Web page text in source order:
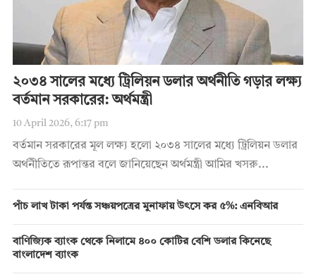
২০৩৪ সালের মধ্যে ট্রিলিয়ন ডলার অর্থনীতি গড়ার লক্ষ্য
বর্তমান সরকারের: অর্থমন্ত্রী
10 April 2026, 6:17 pm
বর্তমান সরকারের মূল লক্ষ্য হলো ২০৩৪ সালের মধ্যে ট্রিলিয়ন ডলার
অর্থনীতিতে রূপান্তর বলে জানিয়েছেন অর্থমন্ত্রী আমির খসরু...
পাঁচ লাখ টাকা পর্যন্ত সঞ্চয়পত্রের মুনাফায় উৎসে কর ৫%: এনবিআর
বাণিজ্যিক ব্যাংক থেকে নিলামে ৪০০ কোটির বেশি ডলার কিনেছে
বাংলাদেশ ব্যাংক